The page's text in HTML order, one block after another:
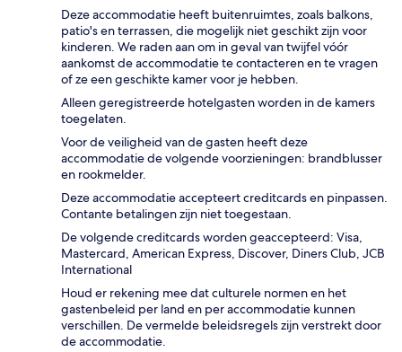
Deze accommodatie heeft buitenruimtes, zoals balkons,
patio's en terrassen, die mogelijk niet geschikt zijn voor
kinderen. We raden aan om in geval van twijfel vóór
aankomst de accommodatie te contacteren en te vragen
of ze een geschikte kamer voor je hebben.
Alleen geregistreerde hotelgasten worden in de kamers
toegelaten.
Voor de veiligheid van de gasten heeft deze
accommodatie de volgende voorzieningen: brandblusser
en rookmelder.
Deze accommodatie accepteert creditcards en pinpassen.
Contante betalingen zijn niet toegestaan.
De volgende creditcards worden geaccepteerd: Visa,
Mastercard, American Express, Discover, Diners Club, JCB
International
Houd er rekening mee dat culturele normen en het
gastenbeleid per land en per accommodatie kunnen
verschillen. De vermelde beleidsregels zijn verstrekt door
de accommodatie.